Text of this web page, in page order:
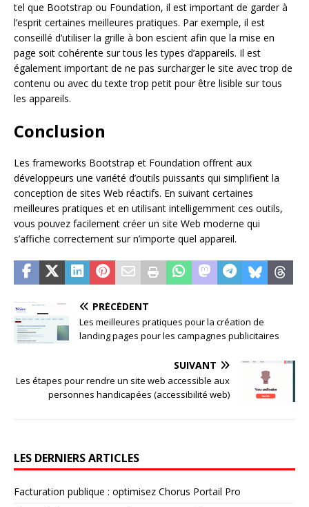
tel que Bootstrap ou Foundation, il est important de garder à
l’esprit certaines meilleures pratiques. Par exemple, il est
conseillé d’utiliser la grille à bon escient afin que la mise en
page soit cohérente sur tous les types d’appareils. Il est
également important de ne pas surcharger le site avec trop de
contenu ou avec du texte trop petit pour être lisible sur tous
les appareils.
Conclusion
Les frameworks Bootstrap et Foundation offrent aux
développeurs une variété d’outils puissants qui simplifient la
conception de sites Web réactifs. En suivant certaines
meilleures pratiques et en utilisant intelligemment ces outils,
vous pouvez facilement créer un site Web moderne qui
s’affiche correctement sur n’importe quel appareil.
PRÉCÉDENT
Les meilleures pratiques pour la création de
landing pages pour les campagnes publicitaires
SUIVANT
Les étapes pour rendre un site web accessible aux
personnes handicapées (accessibilité web)
LES DERNIERS ARTICLES
Facturation publique : optimisez Chorus Portail Pro